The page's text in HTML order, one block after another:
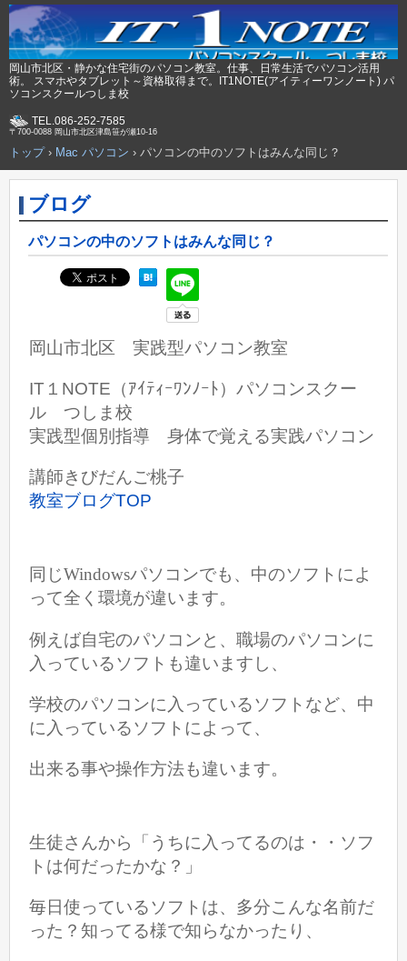
岡山市北区・静かな住宅街のパソコン教室。仕事、日常生活でパソコン活用
術。 スマホやタブレット～資格取得まで。IT1NOTE(アイティーワンノート) パ
ソコンスクールつしま校
TEL.086-252-7585
〒700-0088 岡山市北区津島笹が瀬10-16
トップ› Mac パソコン › パソコンの中のソフトはみんな同じ？
ブログ
パソコンの中のソフトはみんな同じ？
岡山市北区 実践型パソコン教室
IT１NOTE（ｱｲﾃｨｰﾜﾝﾉｰﾄ）パソコンスクー
ル つしま校
実践型個別指導 身体で覚える実践パソコン
講師きびだんご桃子
教室ブログTOP
同じWindowsパソコンでも、中のソフトによ
って全く環境が違います。
例えば自宅のパソコンと、職場のパソコンに
入っているソフトも違いますし、
学校のパソコンに入っているソフトなど、 中
に入っているソフトによって、
出来る事や操作方法も違います。
生徒さんから「うちに入ってるのは・・ソフ
トは何だったかな？」
毎日使っているソフトは、多分こんな名前だ
った？知ってる様で知らなかったり、